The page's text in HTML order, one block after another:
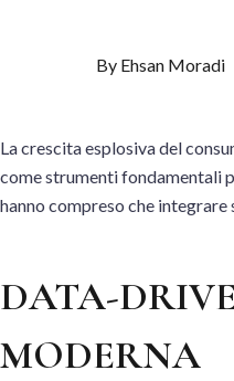
By Ehsan Moradi
La crescita esplosiva del
come strumenti fondamentali
hanno compreso che
DATA-
MODERNA